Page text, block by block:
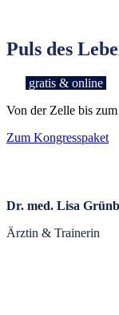
Puls des
gratis & online
Von der Zelle bis
Zum Kongresspaket
Dr. med. Lisa
Ärztin & Trainerin